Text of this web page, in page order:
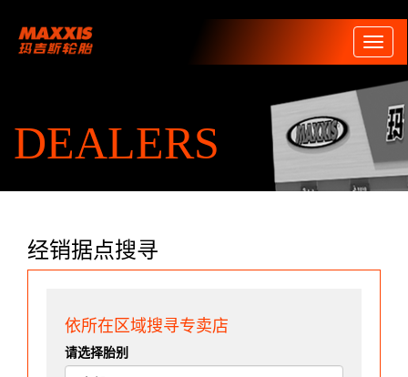
DEALERS
经销据点搜寻
依所在区域搜寻专卖店
请选择胎别